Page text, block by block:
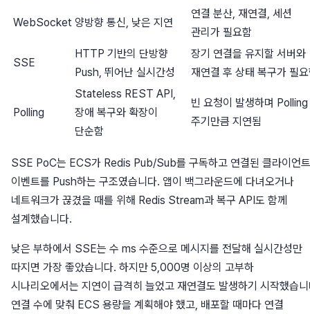
WebSocket 양방향 통신, 낮은 지연
연결 분산, 재연결, 세션
관리가 필요함
SSE
HTTP 기반의 단방향
Push, 뛰어난 실시간성
장기 연결을 유지할 서버와
재연결 후 상태 복구가 필
Polling
Stateless REST API,
장애 복구와 확장이
단순함
빈 요청이 발생하며 Polling
주기만큼 지연됨
SSE PoC는 ECS가 Redis Pub/Sub를 구독하고 연결된 클라이언
이벤트를 Push하는 구조였습니다. 앱이 백그라운드에 다녀오거나
네트워크가 끊겼을 때를 위해 Redis Stream과 복구 API도 함께
설계했습니다.
낮은 부하에서 SSE는 수 ms 수준으로 메시지를 전달해 실시간성만
따지면 가장 좋았습니다. 하지만 5,000명 이상의 고부하
시나리오에서는 지연이 급격히 늘었고 재연결도 발생하기 시작했습
연결 수에 맞춰 ECS 용량을 계획해야 했고, 배포할 때마다 연결